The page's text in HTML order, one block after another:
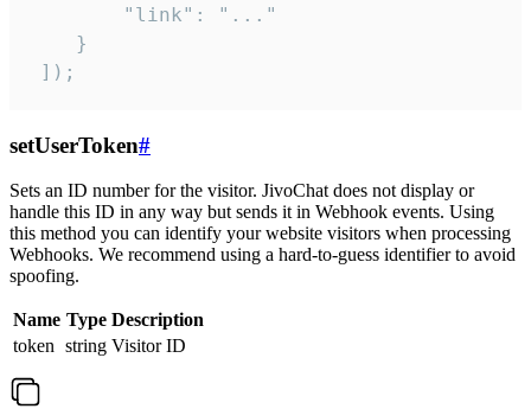
        "link": "..."
    }
]);
setUserToken#
Sets an ID number for the visitor. JivoChat does not display or
handle this ID in any way but sends it in Webhook events. Using
this method you can identify your website visitors when processing
Webhooks. We recommend using a hard-to-guess identifier to avoid
spoofing.
Name Type Description
token string Visitor ID